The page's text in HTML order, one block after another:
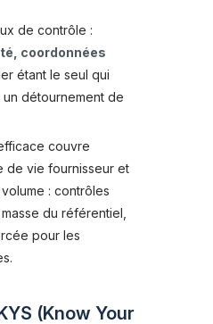
de contrôle :
coordonnées
étant le seul qui
détournement de
couvre
de vie fournisseur et
: contrôles
du référentiel,
pour les
(Know Your